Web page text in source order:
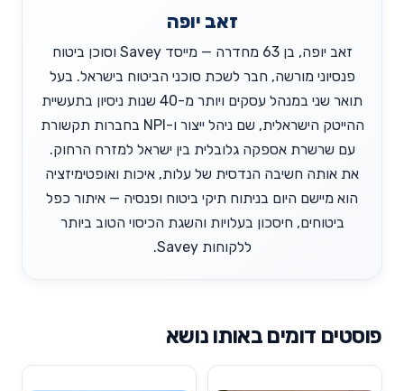
זאב יופה
זאב יופה, בן 63 מחדרה — מייסד Savey וסוכן ביטוח
פנסיוני מורשה, חבר לשכת סוכני הביטוח בישראל. בעל
תואר שני במנהל עסקים ויותר מ-40 שנות ניסיון בתעשיית
ההייטק הישראלית, שם ניהל ייצור ו-NPI בחברות תקשורת
עם שרשרת אספקה גלובלית בין ישראל למזרח הרחוק.
את אותה חשיבה הנדסית של עלות, איכות ואופטימיזציה
הוא מיישם היום בניתוח תיקי ביטוח ופנסיה — איתור כפל
ביטוחים, חיסכון בעלויות והשגת הכיסוי הטוב ביותר
ללקוחות Savey.
פוסטים דומים באותו נושא